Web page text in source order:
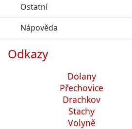
Ostatníclick to expand contents
Nápověda
Odkazy
Dolany
Přechovice
Drachkov
Stachy
Volyně